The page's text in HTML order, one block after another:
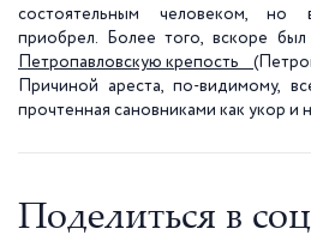
состоятельным человеком, но
приобрел. Более того, вскоре
Петропавловскую крепость
Причиной ареста, по-видимому,
прочтенная сановниками как укор и
Поделиться в